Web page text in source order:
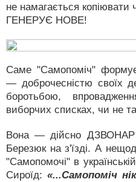
не намагається копіювати
ГЕНЕРУЄ НОВЕ!
Саме "Самопоміч"
— доброчесністю своїх
боротьбою,
виборчих списках, чи не
Вона — дійсно ДЗВОНАР
Березюк на з'їзді. А
"Самопомочі" в
Сироїд: «...Самопоміч